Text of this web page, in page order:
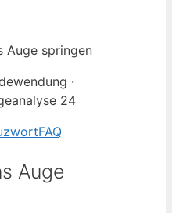
Auge springen
·
24
FAQ
Auge